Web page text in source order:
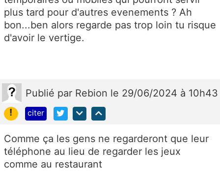
plus tard pour d'autres evenements ? Ah
bon...ben alors regarde pas trop loin tu risque
d'avoir le vertige.
Publié par Rebion le 29/06/2024 à 10h43
!
citer
Comme ça les gens ne regarderont que leur
téléphone au lieu de regarder les jeux
comme au restaurant